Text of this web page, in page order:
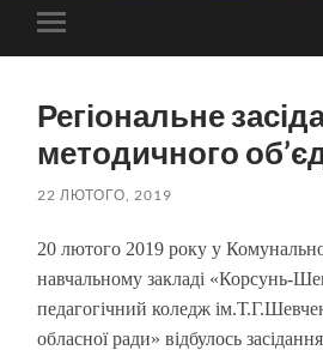
Перемкнути
мобільне
Регіональне
методичного
22 ЛЮТОГО, 2019
20 лютого 2019 року у
навчальному закладі «Корсунь-
педагогічний коледж
обласної ради» відбулось